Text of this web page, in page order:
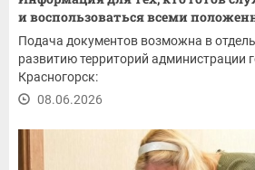
и воспользоваться всеми
Подача документов возможна в
развитию территорий администрации
Красногорск:
08.06.2026